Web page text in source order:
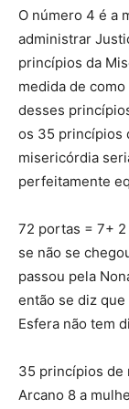
O número 4 é a
administrar
princípios da
medida de
desses
os 35 princípios
misericórdia
perfeitamente
72 portas = 7+ 2
se não se
passou pela
então se diz
Esfera não tem
35 princípios de
Arcano 8 a